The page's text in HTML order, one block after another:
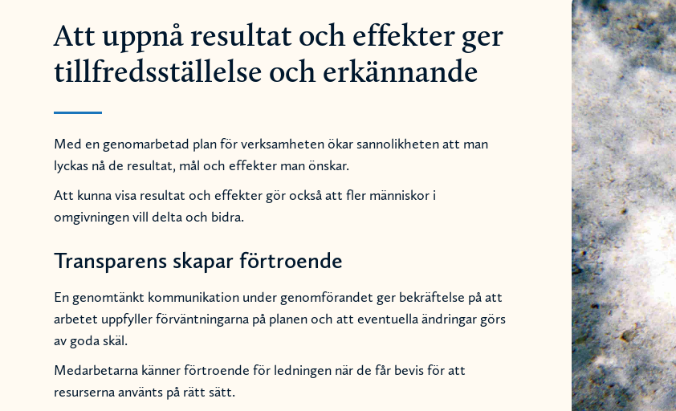
Att uppnå resultat och effekter ger
tillfredsställelse och erkännande
Med en genomarbetad plan för verksamheten ökar sannolikheten att man
lyckas nå de resultat, mål och effekter man önskar.
Att kunna visa resultat och effekter gör också att fler människor i
omgivningen vill delta och bidra.
Transparens skapar förtroende
En genomtänkt kommunikation under genomförandet ger bekräftelse på att
arbetet uppfyller förväntningarna på planen och att eventuella ändringar görs
av goda skäl.
Medarbetarna känner förtroende för ledningen när de får bevis för att
resurserna använts på rätt sätt.